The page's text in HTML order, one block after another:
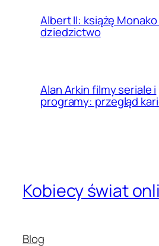
Albert II: książę
dziedzictwo
Alan Arkin filmy seriale i
programy: przegląd
Kobiecy świat
Blog